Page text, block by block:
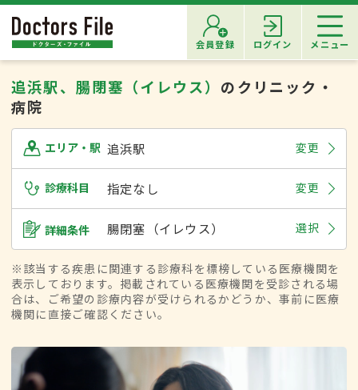
会員登録 ログイン メニュー
追浜駅、腸閉塞（イレウス） のクリニック・
病院
エリア・駅 追浜駅 変更
診療科目 指定なし 変更
詳細条件 腸閉塞（イレウス） 選択
※該当する疾患に関連する診療科を標榜している医療機関を
表示しております。掲載されている医療機関を受診される場
合は、ご希望の診療内容が受けられるかどうか、事前に医療
機関に直接ご確認ください。